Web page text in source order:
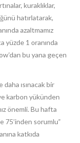
kuraklıklar,
hatırlatarak,
azaltmamız
yüzde 1 oranında
bu yana geçen
ısınacak bir
karbon yükünden
önemli. Bu hafta
75’inden sorumlu”
katkıda